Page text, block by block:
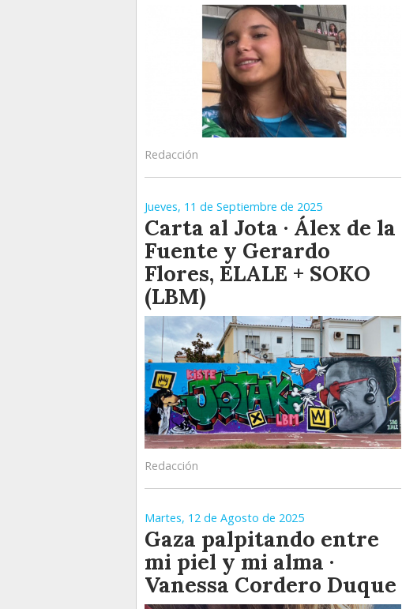
Redacción
Jueves, 11 de Septiembre de 2025
Carta al Jota · Álex de la
Fuente y Gerardo
Flores, ELALE + SOKO
(LBM)
Redacción
Martes, 12 de Agosto de 2025
Gaza palpitando entre
mi piel y mi alma ·
Vanessa Cordero Duque